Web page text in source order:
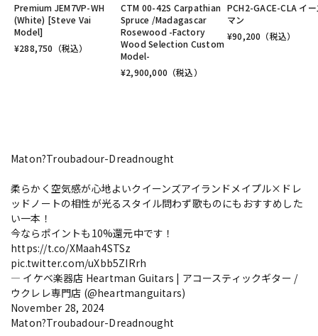
Premium JEM7VP-WH
(White) [Steve Vai
Model]
¥288,750 （税込）
CTM 00-42S Carpathian
Spruce /Madagascar
Rosewood -Factory
Wood Selection Custom
Model-
¥2,900,000 （税込）
PCH2-GACE-CLA イ
マン
¥90,200 （税込）
Maton?Troubadour-Dreadnought
柔らかく空気感が心地よいクイーンズアイランドメイプル×ドレ
ッドノートの相性が光るスタイル問わず歌ものにもおすすめした
い一本！
今ならポイントも10%還元中です！
https://t.co/XMaah4STSz
pic.twitter.com/uXbb5ZIRrh
— イケベ楽器店 Heartman Guitars | アコースティックギター /
ウクレレ専門店 (@heartmanguitars)
November 28, 2024
Maton?Troubadour-Dreadnought